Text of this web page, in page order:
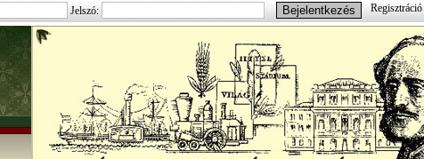
Jelszó: Regisztráció